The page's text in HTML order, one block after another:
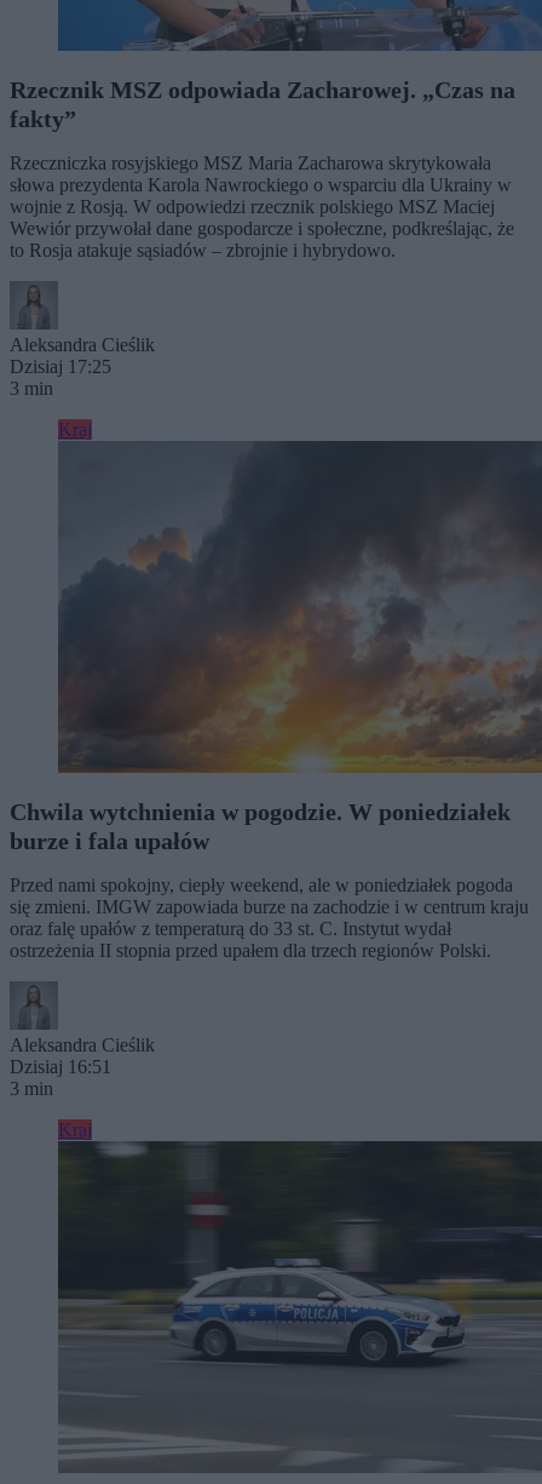
Rzecznik MSZ odpowiada Zacharowej. „Czas na
fakty”
Rzeczniczka rosyjskiego MSZ Maria Zacharowa skrytykowała
słowa prezydenta Karola Nawrockiego o wsparciu dla Ukrainy w
wojnie z Rosją. W odpowiedzi rzecznik polskiego MSZ Maciej
Wewiór przywołał dane gospodarcze i społeczne, podkreślając, że
to Rosja atakuje sąsiadów – zbrojnie i hybrydowo.
Aleksandra Cieślik
Dzisiaj 17:25
3 min
Kraj
Chwila wytchnienia w pogodzie. W poniedziałek
burze i fala upałów
Przed nami spokojny, ciepły weekend, ale w poniedziałek pogoda
się zmieni. IMGW zapowiada burze na zachodzie i w centrum kraju
oraz falę upałów z temperaturą do 33 st. C. Instytut wydał
ostrzeżenia II stopnia przed upałem dla trzech regionów Polski.
Aleksandra Cieślik
Dzisiaj 16:51
3 min
Kraj